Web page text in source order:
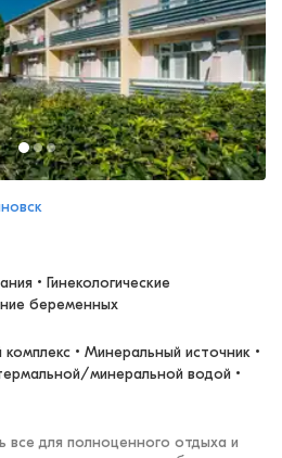
• Гинекологические
беременных
• Минеральный источник •
минеральной водой •
все для полноценного отдыха и